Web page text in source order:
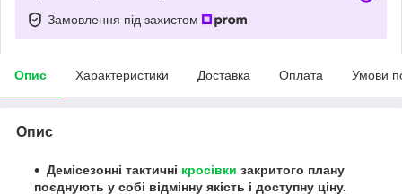
Замовлення під захистом
Опис Характеристики Доставка Оплата Умови
Опис
Демісезонні тактичні кросівки закритого плану
поєднують у собі відмінну якість і доступну ціну.